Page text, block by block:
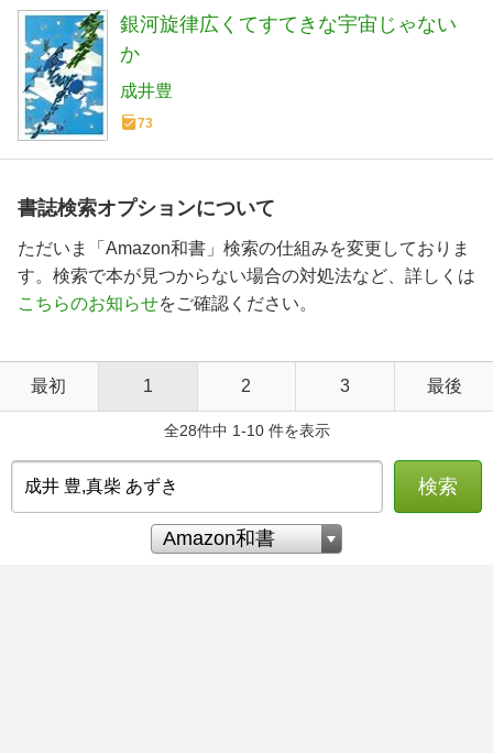
銀河旋律広くてすてきな宇宙じゃない
か
成井豊
73
書誌検索オプションについて
ただいま「Amazon和書」検索の仕組みを変更しておりま
す。検索で本が見つからない場合の対処法など、詳しくは
こちらのお知らせをご確認ください。
最初 1 2 3 最後
全28件中 1-10 件を表示
検索